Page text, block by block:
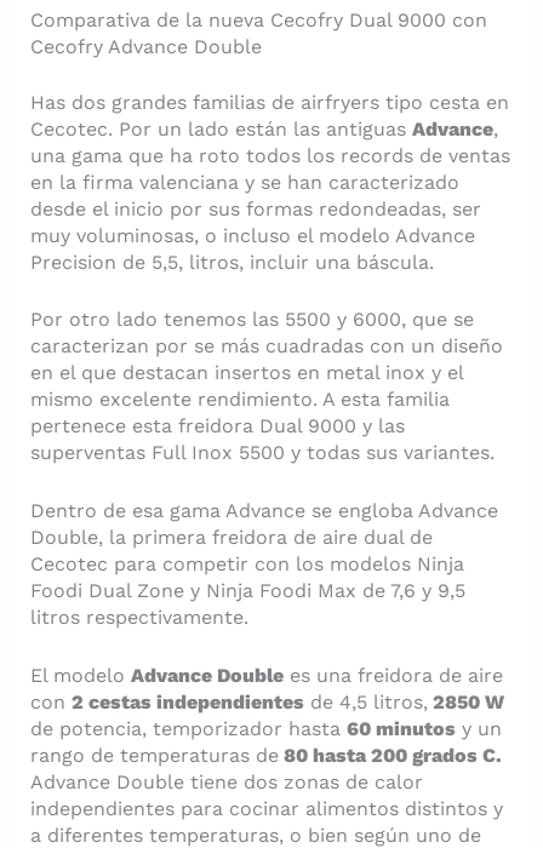
Comparativa de la nueva Cecofry Dual 9000 con
Cecofry Advance Double
Has dos grandes familias de airfryers tipo cesta en
Cecotec. Por un lado están las antiguas Advance,
una gama que ha roto todos los records de ventas
en la firma valenciana y se han caracterizado
desde el inicio por sus formas redondeadas, ser
muy voluminosas, o incluso el modelo Advance
Precision de 5,5, litros, incluir una báscula.
Por otro lado tenemos las 5500 y 6000, que se
caracterizan por se más cuadradas con un diseño
en el que destacan insertos en metal inox y el
mismo excelente rendimiento. A esta familia
pertenece esta freidora Dual 9000 y las
superventas Full Inox 5500 y todas sus variantes.
Dentro de esa gama Advance se engloba Advance
Double, la primera freidora de aire dual de
Cecotec para competir con los modelos Ninja
Foodi Dual Zone y Ninja Foodi Max de 7,6 y 9,5
litros respectivamente.
El modelo Advance Doublees una freidora de aire
con 2 cestas independientesde 4,5 litros, 2850 W
de potencia, temporizador hasta 60 minutosy un
rango de temperaturas de80 hasta 200 grados C.
Advance Double tiene dos zonas de calor
independientes para cocinar alimentos distintos y
a diferentes temperaturas, o bien según uno de